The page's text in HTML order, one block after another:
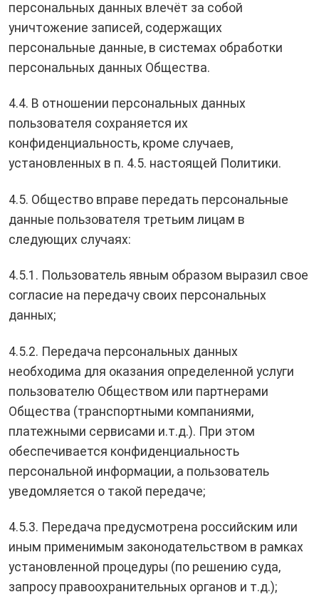
персональных данных влечёт за собой
уничтожение записей, содержащих
персональные данные, в системах обработки
персональных данных Общества.
4.4. В отношении персональных данных
пользователя сохраняется их
конфиденциальность, кроме случаев,
установленных в п. 4.5. настоящей Политики.
4.5. Общество вправе передать персональные
данные пользователя третьим лицам в
следующих случаях:
4.5.1. Пользователь явным образом выразил свое
согласие на передачу своих персональных
данных;
4.5.2. Передача персональных данных
необходима для оказания определенной услуги
пользователю Обществом или партнерами
Общества (транспортными компаниями,
платежными сервисами и.т.д.). При этом
обеспечивается конфиденциальность
персональной информации, а пользователь
уведомляется о такой передаче;
4.5.3. Передача предусмотрена российским или
иным применимым законодательством в рамках
установленной процедуры (по решению суда,
запросу правоохранительных органов и т.д.);